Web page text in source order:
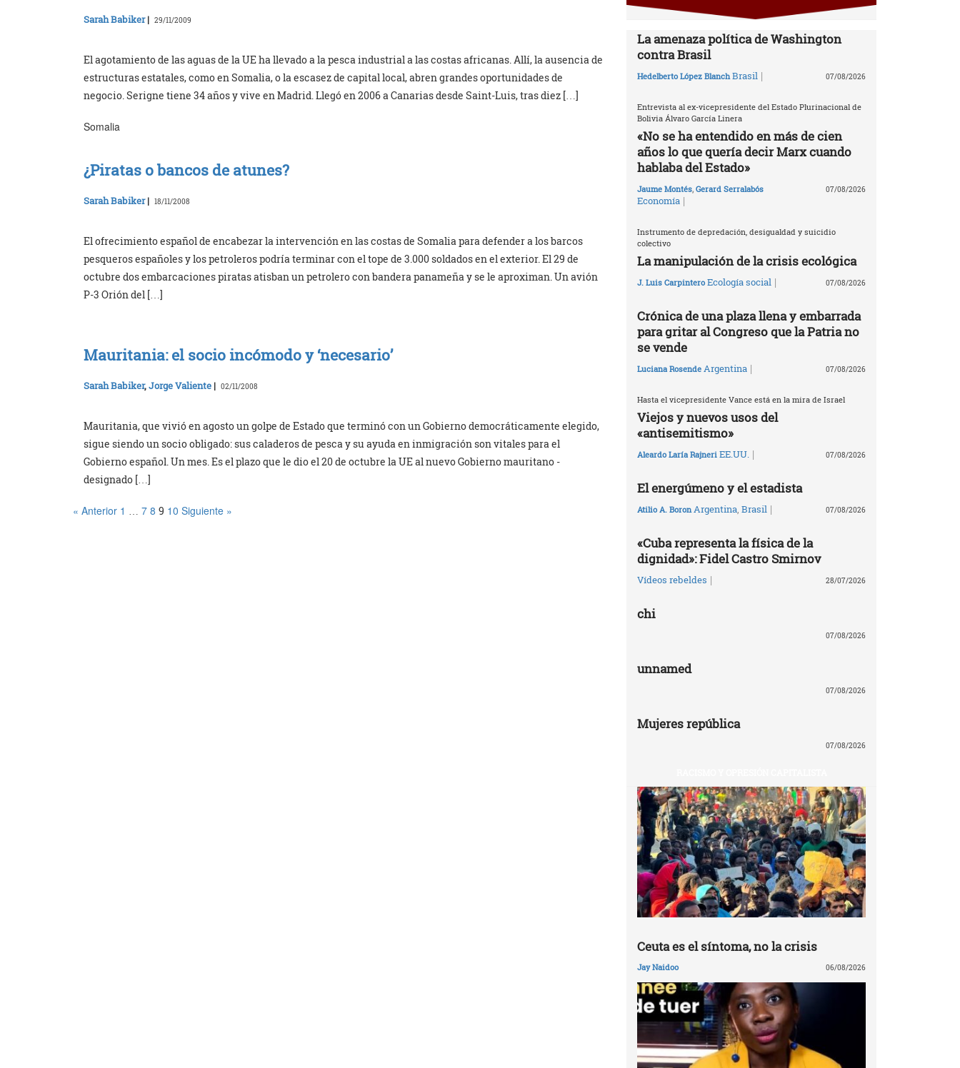
Sarah Babiker| 29/11/2009
El agotamiento de las aguas de la UE ha llevado a la pesca industrial a las costas africanas. Allí, la ausencia de
estructuras estatales, como en Somalia, o la escasez de capital local, abren grandes oportunidades de
negocio. Serigne tiene 34 años y vive en Madrid. Llegó en 2006 a Canarias desde Saint-Luis, tras diez […]
Somalia
¿Piratas o bancos de atunes?
Sarah Babiker| 18/11/2008
El ofrecimiento español de encabezar la intervención en las costas de Somalia para defender a los barcos
pesqueros españoles y los petroleros podría terminar con el tope de 3.000 soldados en el exterior. El 29 de
octubre dos embarcaciones piratas atisban un petrolero con bandera panameña y se le aproximan. Un avión
P-3 Orión del […]
Mauritania: el socio incómodo y ‘necesario’
Sarah Babiker,Jorge Valiente | 02/11/2008
Mauritania, que vivió en agosto un golpe de Estado que terminó con un Gobierno democráticamente elegido,
sigue siendo un socio obligado: sus caladeros de pesca y su ayuda en inmigración son vitales para el
Gobierno español. Un mes. Es el plazo que le dio el 20 de octubre la UE al nuevo Gobierno mauritano -
designado […]
« Anterior 1 7 8 9 10 Siguiente »
La amenaza política de Washington
contra Brasil
Hedelberto López Blanch Brasil | 07/08/2026
Entrevista al ex-vicepresidente del Estado Plurinacional de
Bolivia Álvaro García Linera
«No se ha entendido en más de cien
años lo que quería decir Marx cuando
hablaba del Estado»
Jaume Montés, Gerard Serralabós
Economía |
07/08/2026
Instrumento de depredación, desigualdad y suicidio
colectivo
La manipulación de la crisis ecológica
J. Luis Carpintero Ecología social | 07/08/2026
Crónica de una plaza llena y embarrada
para gritar al Congreso que la Patria no
se vende
Luciana Rosende Argentina | 07/08/2026
Hasta el vicepresidente Vance está en la mira de Israel
Viejos y nuevos usos del
«antisemitismo»
Aleardo Laría Rajneri EE.UU. | 07/08/2026
El energúmeno y el estadista
Atilio A. Boron Argentina Brasil | 07/08/2026
«Cuba representa la física de la
dignidad»: Fidel Castro Smirnov
Vídeos rebeldes | 28/07/2026
chi
07/08/2026
unnamed
07/08/2026
Mujeres república
07/08/2026
Ceuta es el síntoma, no la crisis
Jay Naidoo 06/08/2026